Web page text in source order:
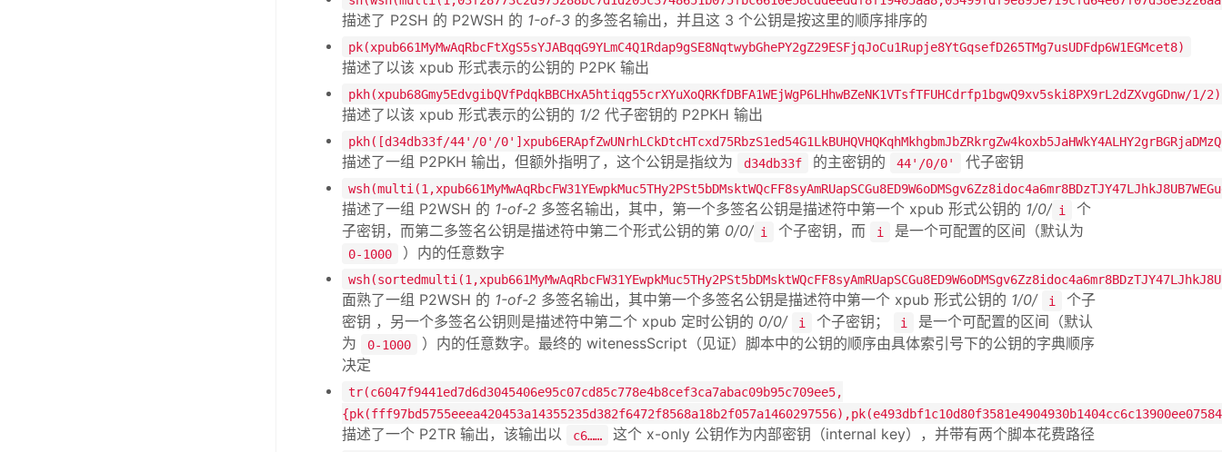
描述了 P2SH 的 P2WSH 的 1-of-3 的多签名输出，并且这 3 个公钥是按这里的顺序排序的
pk(xpub661MyMwAqRbcFtXgS5sYJABqqG9YLmC4Q1Rdap9gSE8NqtwybGhePY2gZ29ESFjqJoCu1Rupje8YtGqsefD265TMg7usUDFdp6W1EGMcet8)
描述了以该 xpub 形式表示的公钥的 P2PK 输出
pkh(xpub68Gmy5EdvgibQVfPdqkBBCHxA5htiqg55crXYuXoQRKfDBFA1WEjWgP6LHhwBZeNK1VTsfTFUHCdrfp1bgwQ9xv5ski8PX9rL2dZXvgGDnw/1/2)
描述了以该 xpub 形式表示的公钥的 1/2 代子密钥的 P2PKH 输出
pkh([d34db33f/44'/0'/
描述了一组 P2PKH 输出，但额外指明了，这个公钥是指纹为 d34db33f 的主密钥的 44'/0/0' 代子密钥
描述了一组 P2WSH 的 1-of-2 多签名输出，其中，第一个多签名公钥是描述符中第一个 xpub 形式公钥的 1/0/ i
个
子密钥，而第二多签名公钥是描述符中第二个形式公钥的第 0/0/ i 个子密钥，而 i 是一个可配置的区间（默认为
0-1000 ）内的任意数字
面熟了一组 P2WSH 的 1-of-2 多签名输出，其中第一个多签名公钥是描述符中第一个 xpub 形式公钥的 1/0/ i
个子
密钥 ，另一个多签名公钥则是描述符中第二个 xpub 定时公钥的 0/0/ i 个子密钥； i
是一个可配置的区间（默认
为
0-1000
）内的任意数字。最终的 witenessScript（见证）脚本中的公钥的顺序由具体索引号下的公钥的字典顺序
决定
tr(c6047f9441ed7d6d3045406e95c07cd85c778e4b8cef3ca7abac09b95c709ee5,
描述了一个 P2TR 输出，该输出以 c6…… 这个 x-only 公钥作为内部密钥（internal key），并带有两个脚本花费路径